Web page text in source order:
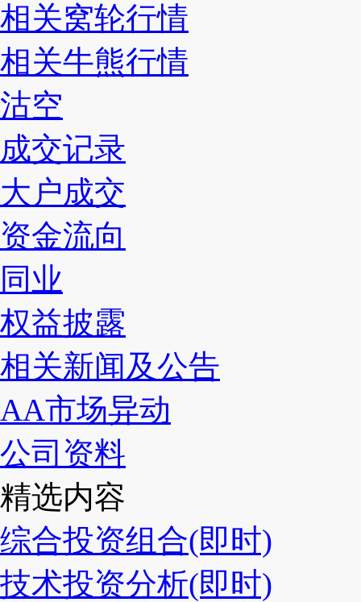
相关窝轮行情
相关牛熊行情
沽空
成交记录
大户成交
资金流向
同业
权益披露
相关新闻及公告
AA市场异动
公司资料
精选内容
综合投资组合(即时)
技术投资分析(即时)